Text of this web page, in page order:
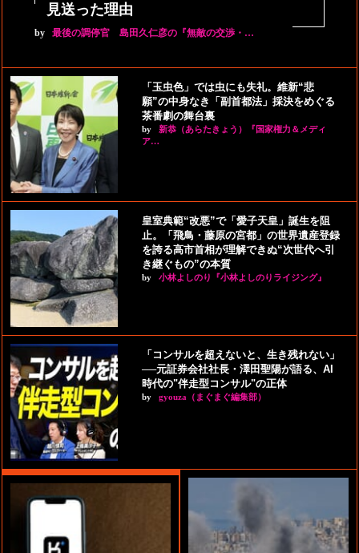
見送った理由
by 最後の調停官 島田久仁彦の『無敵の交渉・…
「玉虫色」では虫にも失礼。維新“悲
願”の中身なき「副首都法」採決をめぐる
茶番劇の舞台裏
by
新恭（あらたきょう）『国家権力＆メディ
ア…
皇室典範“改悪”で「愛子天皇」誕生を阻
止。「飛鳥・藤原の宮都」の世界遺産登録
を誇る高市首相が理解できぬ“次世代へ引
き継ぐもの”の本質
by 小林よしのり『小林よしのりライジング』
「コンサルを超えないと、生き残れない」
──元証券会社社長・澤田聖陽が語る、AI
時代の"伴走型コンサル"の正体
by gyouza（まぐまぐ編集部）